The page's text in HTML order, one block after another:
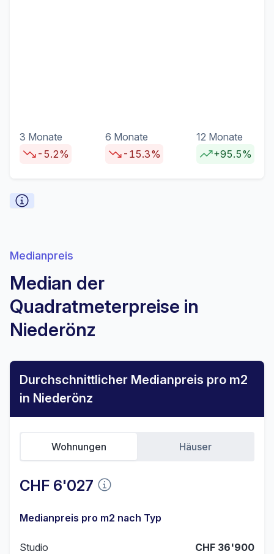
3 Monate
-5.2%
6 Monate
-15.3%
12 Monate
+95.5%
Medianpreis
Median der
Quadratmeterpreise in
Niederönz
Durchschnittlicher Medianpreis pro m2
in Niederönz
CHF 6'027
Wohnungen Häuser
Medianpreis pro m2 nach Typ
Studio
CHF 36'900